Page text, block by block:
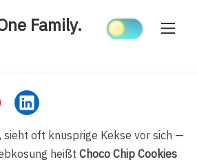
Family.
sieht oft knusprige Kekse vor sich —
heißt Choco Chip Cookies